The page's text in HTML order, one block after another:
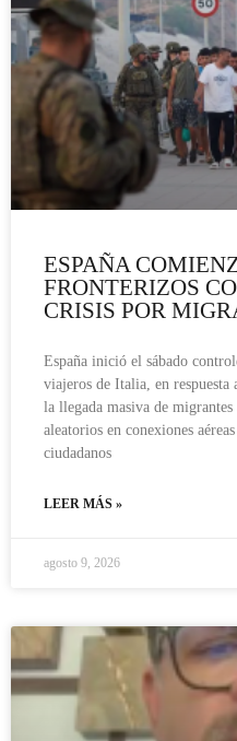
ESPAÑA
FRONTERIZOS
CRISIS POR
España inició el sábado
viajeros de Italia, en respuesta
la llegada masiva de
aleatorios en conexiones
ciudadanos
LEER MÁS »
agosto 9, 2026